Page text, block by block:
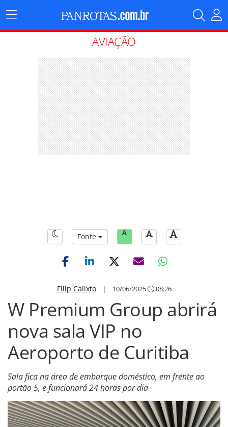
Menu
Principal
AVIAÇÃO
Fonte
Filip Calixto| 10/06/2025 08:26
W Premium Group abrirá
nova sala VIP no
Aeroporto de Curitiba
Sala fica na área de embarque doméstico, em frente ao
portão 5, e funcionará 24 horas por dia